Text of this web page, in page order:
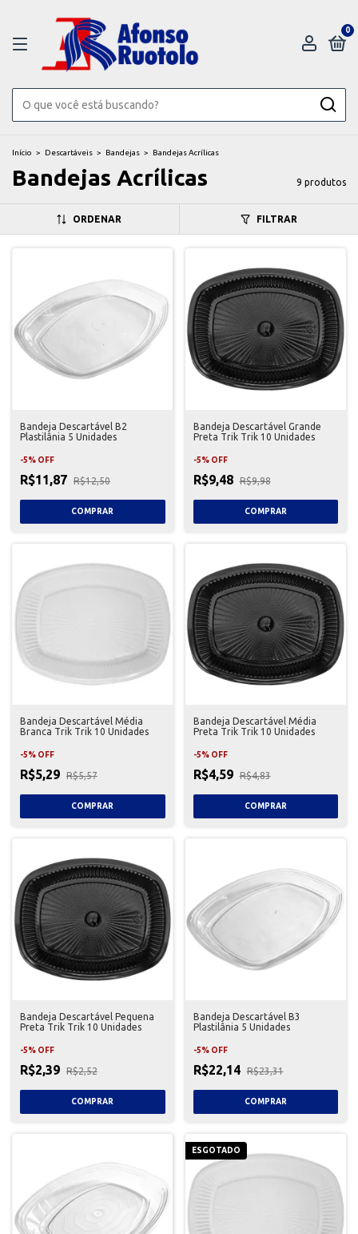
0
Início > Descartáveis > Bandejas > Bandejas Acrílicas
Bandejas Acrílicas 9 produtos
ORDENAR FILTRAR
Bandeja Descartável B2
Plastilânia 5 Unidades
-5% OFF
R$11,87 R$12,50
Bandeja Descartável Grande
Preta Trik Trik 10 Unidades
-5% OFF
R$9,48 R$9,98
Bandeja Descartável Média
Branca Trik Trik 10 Unidades
-5% OFF
R$5,29 R$5,57
Bandeja Descartável Média
Preta Trik Trik 10 Unidades
-5% OFF
R$4,59 R$4,83
Bandeja Descartável Pequena
Preta Trik Trik 10 Unidades
-5% OFF
R$2,39 R$2,52
Bandeja Descartável B3
Plastilânia 5 Unidades
-5% OFF
R$22,14 R$23,31
ESGOTADO